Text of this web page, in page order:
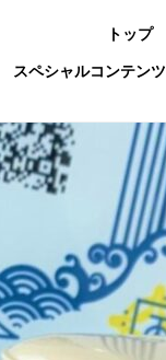
トップ
スペシャルコンテンツ